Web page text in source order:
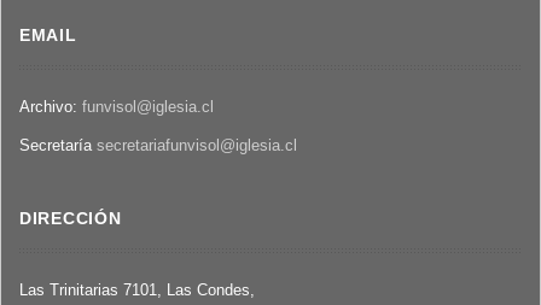
EMAIL
Archivo: funvisol@iglesia.cl
Secretaría secretariafunvisol@iglesia.cl
DIRECCIÓN
Las Trinitarias 7101, Las Condes,